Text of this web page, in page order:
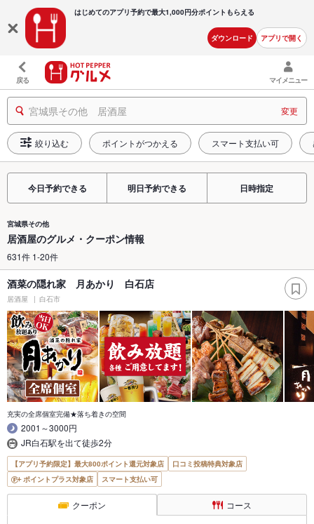
はじめてのアプリ予約で最大1,000円分ポイントもらえる
ダウンロード アプリで開く
戻る マイメニュー
宮城県その他 居酒屋 変更
絞り込む ポイントがつかえる スマート支払い可
今日予約できる 明日予約できる 日時指定
宮城県その他
居酒屋のグルメ・クーポン情報
631件 1-20件
酒菜の隠れ家 月あかり 白石店
居酒屋 白石市
充実の全席個室完備★落ち着きの空間
2001～3000円
JR白石駅を出て徒歩2分
【アプリ予約限定】最大800ポイント還元対象店
口コミ投稿特典対象店
ポイントプラス対象店
スマート支払い可
クーポン コース